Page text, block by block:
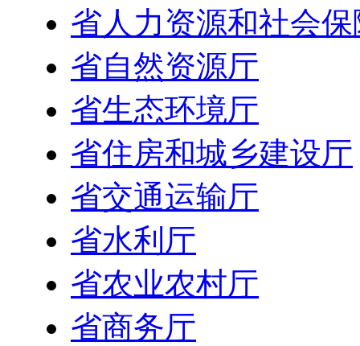
省人力资源和社会
省自然资源厅
省生态环境厅
省住房和城乡建设厅
省交通运输厅
省水利厅
省农业农村厅
省商务厅